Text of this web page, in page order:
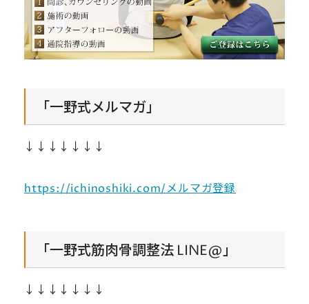
「一野式メルマガ」
↓↓↓↓↓↓↓
https://ichinoshiki.com/メルマガ登録
「一野式筋肉骨調整法 LINE@」
↓↓↓↓↓↓↓